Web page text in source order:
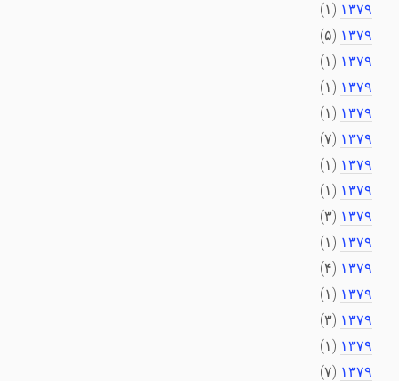
۱۳۷۹ (۱)
۱۳۷۹ (۵)
۱۳۷۹ (۱)
۱۳۷۹ (۱)
۱۳۷۹ (۱)
۱۳۷۹ (۷)
۱۳۷۹ (۱)
۱۳۷۹ (۱)
۱۳۷۹ (۳)
۱۳۷۹ (۱)
۱۳۷۹ (۴)
۱۳۷۹ (۱)
۱۳۷۹ (۳)
۱۳۷۹ (۱)
۱۳۷۹ (۷)